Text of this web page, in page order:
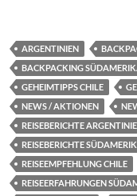
ARGENTINIEN
BACKPACKING
GEHEIMTIPPS CHILE
NEWS / AKTIONEN
REISEBERICHTE
REISEBERICHTE
REISEEMPFEHLUNG CHILE
REISEERFAHRUNGEN